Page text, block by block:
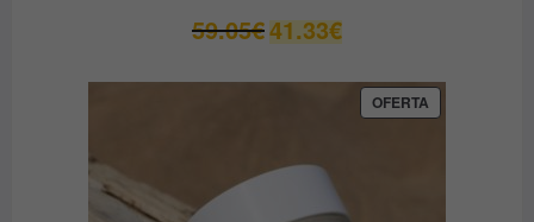
59.05€ El
precio
41.33€El
precio
41.33€.
OFERTAPRODUCTO
EN